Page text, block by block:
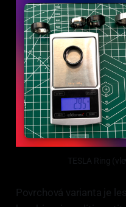
TESLA Ring
Povrchová varianta je